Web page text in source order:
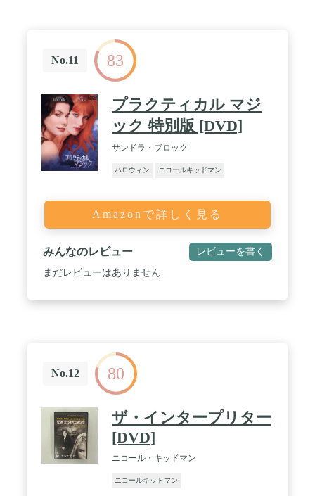
No.11 83
プラクティカル マジ
ック 特別版 [DVD]
サンドラ・ブロック
ハロウィン ニコールキッドマン
Amazonで詳しく見る
みんなのレビュー レビューを書く
まだレビューはありません
No.12 80
ザ・インタープリター
[DVD]
ニコール・キッドマン
ニコールキッドマン